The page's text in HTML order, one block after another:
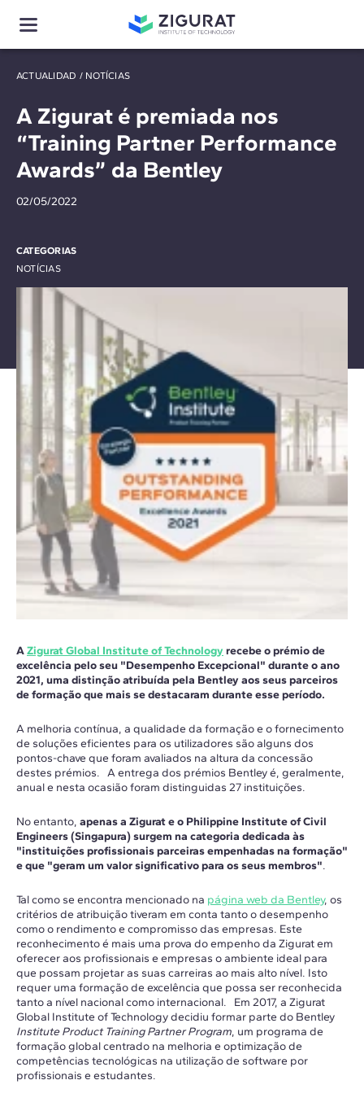
ACTUALIDAD / NOTÍCIAS
A Zigurat é premiada nos
“Training Partner Performance
Awards” da Bentley
02/05/2022
CATEGORIAS
NOTÍCIAS
AZigurat Global Institute of Technologyrecebe o prémio de
excelência pelo seu "Desempenho Excepcional" durante o ano
2021, uma distinção atribuída pela Bentley aos seus parceiros
de formação que mais se destacaram durante esse período.
A melhoria contínua, a qualidade da formação e o fornecimento
de soluções eficientes para os utilizadores são alguns dos
pontos-chave que foram avaliados na altura da concessão
destes prémios. A entrega dos prémios Bentley é, geralmente,
anual e nesta ocasião foram distinguidas 27 instituições.
No entanto, apenas a Zigurat e o Philippine Institute of Civil
Engineers (Singapura) surgem na categoria dedicada às
"instituições profissionais parceiras empenhadas na formação"
e que "geram um valor significativo para os seus membros".
Tal como se encontra mencionado na página web da Bentley, os
critérios de atribuição tiveram em conta tanto o desempenho
como o rendimento e compromisso das empresas. Este
reconhecimento é mais uma prova do empenho da Zigurat em
oferecer aos profissionais e empresas o ambiente ideal para
que possam projetar as suas carreiras ao mais alto nível. Isto
requer uma formação de excelência que possa ser reconhecida
tanto a nível nacional como internacional. Em 2017, a Zigurat
Global Institute of Technology decidiu formar parte do Bentley
Institute Product Training Partner Program, um programa de
formação global centrado na melhoria e optimização de
competências tecnológicas na utilização de software por
profissionais e estudantes.